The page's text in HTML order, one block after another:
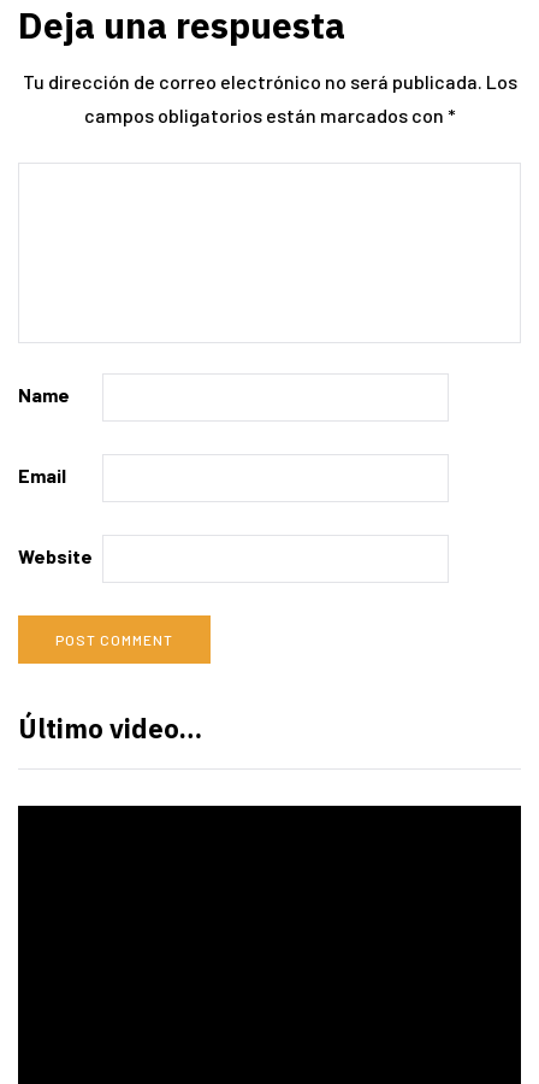
Deja una respuesta
Tu dirección de correo electrónico no será publicada. Los
campos obligatorios están marcados con *
Name
Email
Website
Último video…